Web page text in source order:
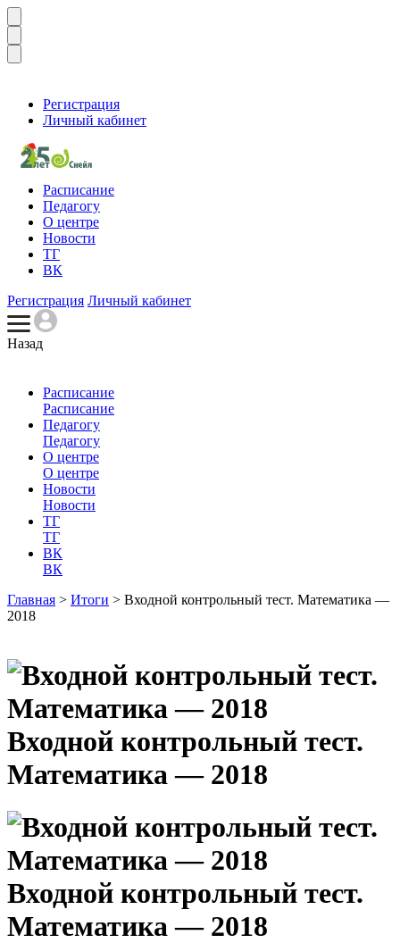
Регистрация
Личный кабинет
Расписание
Педагогу
О центре
Новости
ТГ
ВК
Регистрация Личный кабинет
Назад
Расписание
Расписание
Педагогу
Педагогу
О центре
О центре
Новости
Новости
ТГ
ТГ
ВК
ВК
Главная > Итоги > Входной контрольный тест. Математика —
2018
Входной контрольный тест.
Математика — 2018
Входной контрольный тест.
Математика — 2018